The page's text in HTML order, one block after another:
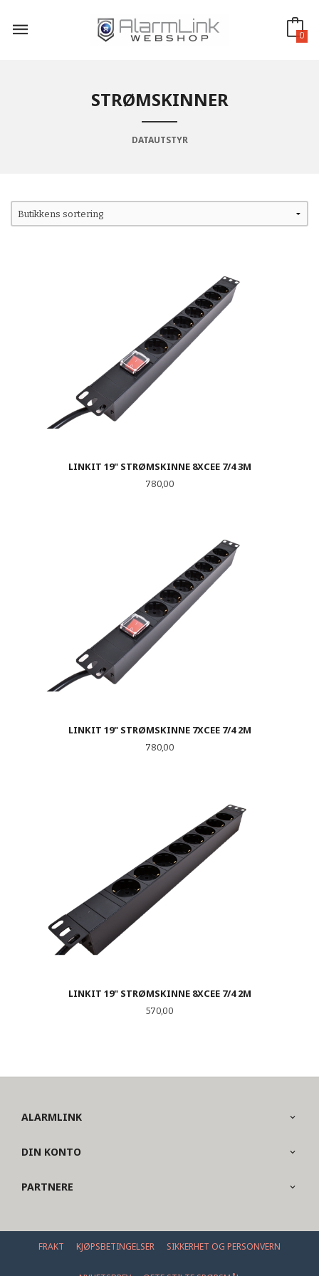
innholdet
0
STRØMSKINNER
DATAUTSTYR
LINKIT 19" STRØMSKINNE 8XCEE 7/4 3M
Pris
780,00
LINKIT 19" STRØMSKINNE 7XCEE 7/4 2M
Pris
780,00
LINKIT 19" STRØMSKINNE 8XCEE 7/4 2M
Pris
570,00
ALARMLINK
DIN KONTO
PARTNERE
FRAKT KJØPSBETINGELSER SIKKERHET OG PERSONVERN